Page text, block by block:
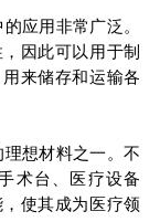
应用非常广泛。
因此可以用于制
来储存和运输各
想材料之一。不
术台、医疗设备
使其成为医疗领